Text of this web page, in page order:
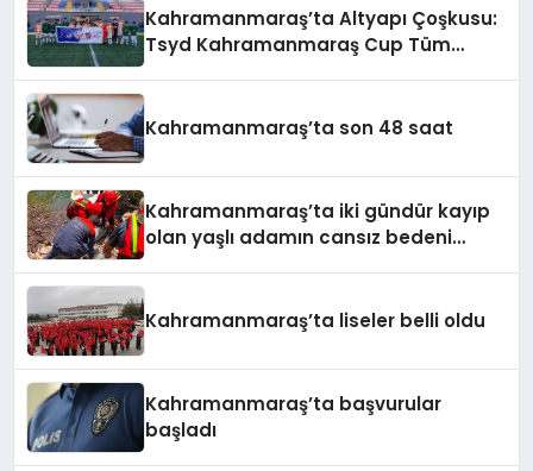
Kahramanmaraş’ta Altyapı Çoşkusu:
Tsyd Kahramanmaraş Cup Tüm
Kahramanmaraş’ta son 48 saat
Kahramanmaraş’ta iki gündür kayıp
olan yaşlı adamın cansız bedeni
Kahramanmaraş’ta liseler belli oldu
Kahramanmaraş’ta başvurular
başladı